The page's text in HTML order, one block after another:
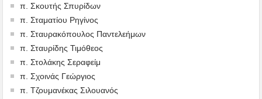
π. Σκουτής Σπυρίδων
π. Σταματίου Ρηγίνος
π. Σταυρακόπουλος Παντελεήμων
π. Σταυρίδης Τιμόθεος
π. Στολάκης Σεραφείμ
π. Σχοινάς Γεώργιος
π. Τζουμανέκας Σιλουανός